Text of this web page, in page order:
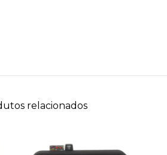
relacionados